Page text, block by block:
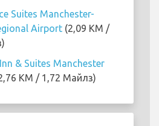
Suites Manchester-
Airport (2,09 KM /
& Suites Manchester
KM / 1,72 Майлз)